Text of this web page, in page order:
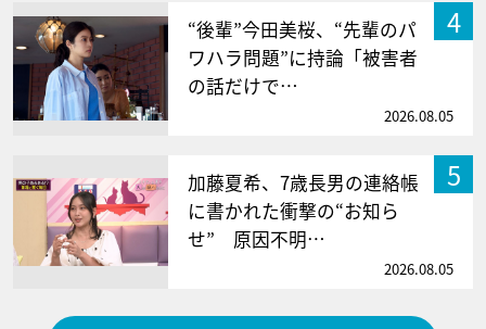
4
“後輩”今田美桜、“先輩のパ
ワハラ問題”に持論「被害者
の話だけで…
2026.08.05
5
加藤夏希、7歳長男の連絡帳
に書かれた衝撃の“お知ら
せ” 原因不明…
2026.08.05